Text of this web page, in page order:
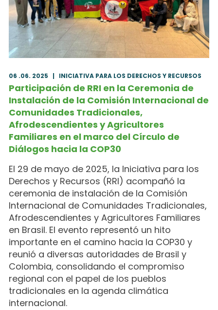
06 .06. 2025 | INICIATIVA PARA LOS DERECHOS Y RECURSOS
Participación de RRI en la Ceremonia de
Instalación de la Comisión Internacional de
Comunidades Tradicionales,
Afrodescendientes y Agricultores
Familiares en el marco del Círculo de
Diálogos hacia la COP30
El 29 de mayo de 2025, la Iniciativa para los
Derechos y Recursos (RRI) acompañó la
ceremonia de instalación de la Comisión
Internacional de Comunidades Tradicionales,
Afrodescendientes y Agricultores Familiares
en Brasil. El evento representó un hito
importante en el camino hacia la COP30 y
reunió a diversas autoridades de Brasil y
Colombia, consolidando el compromiso
regional con el papel de los pueblos
tradicionales en la agenda climática
internacional.